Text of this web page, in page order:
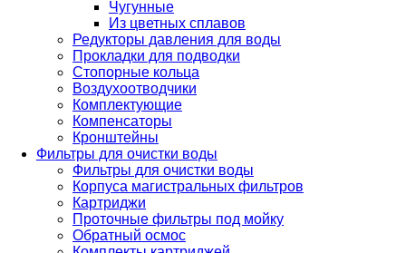
Чугунные
Из цветных сплавов
Редукторы давления для воды
Прокладки для подводки
Стопорные кольца
Воздухоотводчики
Комплектующие
Компенсаторы
Кронштейны
Фильтры для очистки воды
Фильтры для очистки воды
Корпуса магистральных фильтров
Картриджи
Проточные фильтры под мойку
Обратный осмос